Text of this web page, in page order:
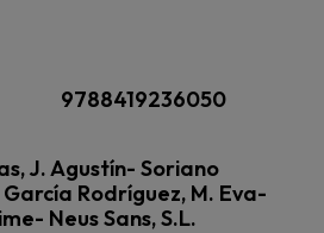
9788419236050
J. Agustín- Soriano
Rodríguez, M. Eva-
Neus Sans, S.L.